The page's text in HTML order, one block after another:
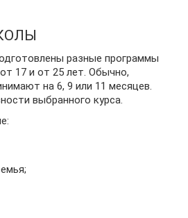
разные программы
17 и от 25 лет. Обычно,
на 6, 9 или 11 месяцев.
выбранного курса.